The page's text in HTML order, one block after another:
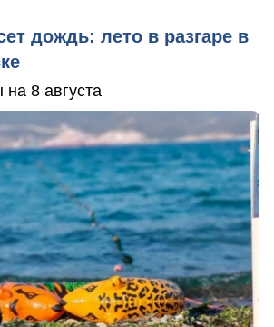
дождь: лето в разгаре в
на 8 августа